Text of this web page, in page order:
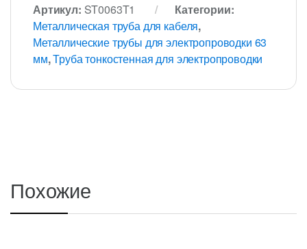
Артикул: ST0063T1
Категории:
Металлическая труба для кабеля,
Металлические трубы для электропроводки 63
мм,Труба тонкостенная для электропроводки
Похожие